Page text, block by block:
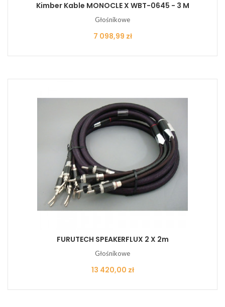
Kimber Kable MONOCLE X WBT-0645 - 3 M
Głośnikowe
Cena
7 098,99 zł
FURUTECH SPEAKERFLUX 2 X 2m
Głośnikowe
Cena
13 420,00 zł